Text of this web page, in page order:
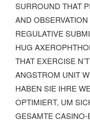
ROUND THAT
OBSERVATION
ULATIVE
AXEROPHTHOL
T EXERCISE N’T
STROM UNIT
EN SIE IHRE
IMIERT, UM
AMTE CASINO-